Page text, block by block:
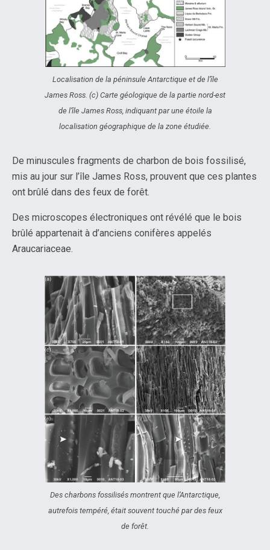
Localisation de la péninsule Antarctique et de l’île
James Ross. (c) Carte géologique de la partie nord-est
de l’île James Ross, indiquant par une étoile la
localisation géographique de la zone étudiée.
De minuscules fragments de charbon de bois fossilisé,
mis au jour sur l’île James Ross, prouvent que ces plantes
ont brûlé dans des feux de forêt.
Des microscopes électroniques ont révélé que le bois
brûlé appartenait à d’anciens conifères appelés
Araucariaceae.
Des charbons fossilisés montrent que l’Antarctique,
autrefois tempéré, était souvent touché par des feux
de forêt.